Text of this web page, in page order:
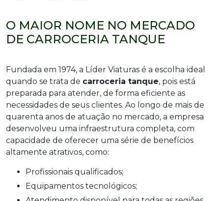
O MAIOR NOME NO MERCADO
DE CARROCERIA TANQUE
Fundada em 1974, a Líder Viaturas é a escolha ideal
quando se trata de carroceria tanque, pois está
preparada para atender, de forma eficiente as
necessidades de seus clientes. Ao longo de mais de
quarenta anos de atuação no mercado, a empresa
desenvolveu uma infraestrutura completa, com
capacidade de oferecer uma série de benefícios
altamente atrativos, como:
Profissionais qualificados;
Equipamentos tecnológicos;